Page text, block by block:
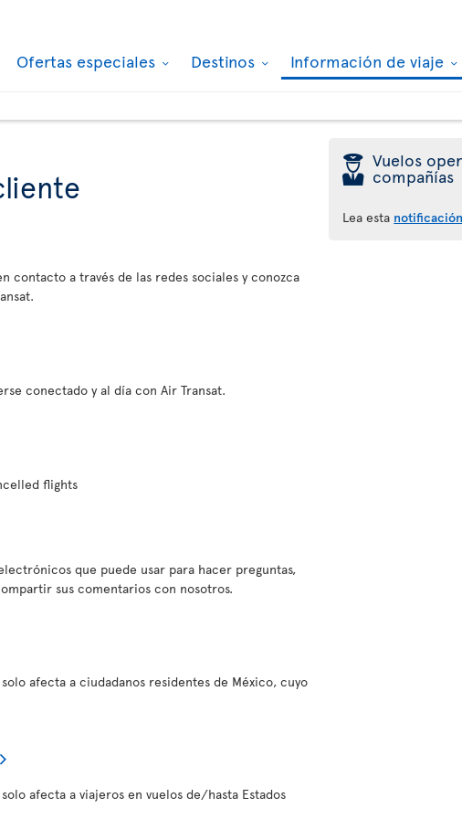
Ofertas especiales Destinos Información de viaje
contacto a través de las redes sociales y conozca
conectado y al día con Air Transat.
flights
que puede usar para hacer preguntas,
sus comentarios con nosotros.
afecta a ciudadanos residentes de México, cuyo
afecta a viajeros en vuelos de/hasta Estados
þ Vuelos
compañías
Lea esta